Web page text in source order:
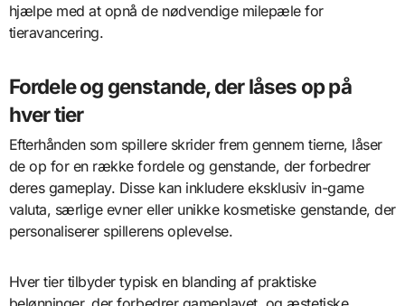
hjælpe med at opnå de nødvendige milepæle for
tieravancering.
Fordele og genstande, der låses op på
hver tier
Efterhånden som spillere skrider frem gennem tierne, låser
de op for en række fordele og genstande, der forbedrer
deres gameplay. Disse kan inkludere eksklusiv in-game
valuta, særlige evner eller unikke kosmetiske genstande, der
personaliserer spillerens oplevelse.
Hver tier tilbyder typisk en blanding af praktiske